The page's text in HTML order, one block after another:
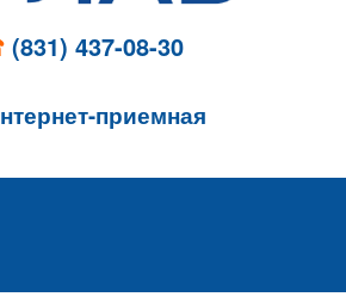
(831) 437-08-30
приемная